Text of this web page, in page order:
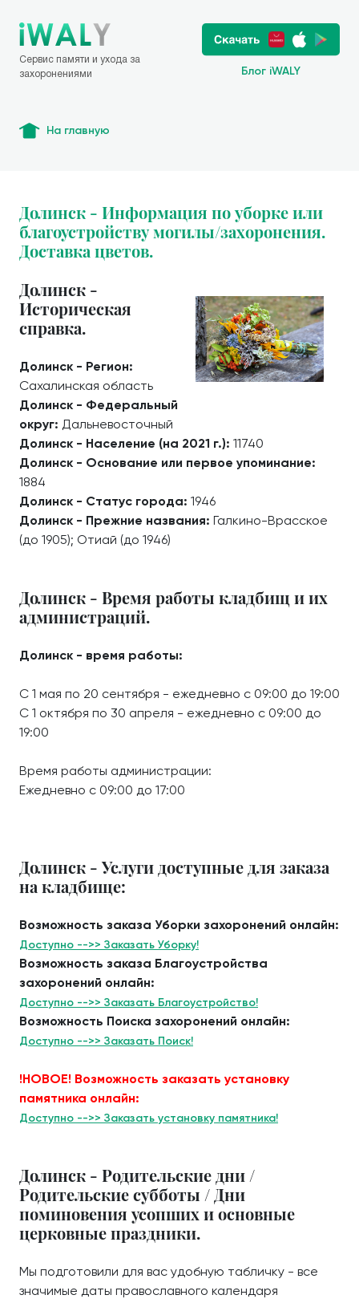
Сервис памяти и ухода за
захоронениями
Блог iWALY
На главную
Долинск - Информация по уборке или
благоустройству могилы/захоронения.
Доставка цветов.
Долинск -
Историческая
справка.
Долинск - Регион:
Сахалинская область
Долинск - Федеральный
округ: Дальневосточный
Долинск - Население (на 2021 г.): 11740
Долинск - Основание или первое упоминание:
1884
Долинск - Статус города: 1946
Долинск - Прежние названия: Галкино-Врасское
(до 1905); Отиай (до 1946)
Долинск - Время работы кладбищ и их
администраций.
Долинск - время работы:
С 1 мая по 20 сентября - ежедневно с 09:00 до 19:00
С 1 октября по 30 апреля - ежедневно с 09:00 до
19:00
Время работы администрации:
Ежедневно с 09:00 до 17:00
Долинск - Услуги доступные для заказа
на кладбище:
Возможность заказа Уборки захоронений онлайн:
Доступно -->> Заказать Уборку!
Возможность заказа Благоустройства
захоронений онлайн:
Доступно -->> Заказать Благоустройство!
Возможность Поиска захоронений онлайн:
Доступно -->> Заказать Поиск!
!НОВОЕ! Возможность заказать установку
памятника онлайн:
Доступно -->> Заказать установку памятника!
Долинск - Родительские дни /
Родительские субботы / Дни
поминовения усопших и основные
церковные праздники.
Мы подготовили для вас удобную табличку - все
значимые даты православного календаря